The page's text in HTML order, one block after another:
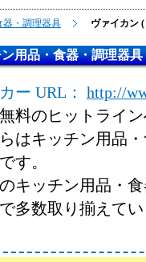
器・調理器具 ヴァイカン
用品・食器・調理器
ー URL：
http://
料のヒットライ
はキッチン用品
す。
キッチン用品・
多数取り揃えて